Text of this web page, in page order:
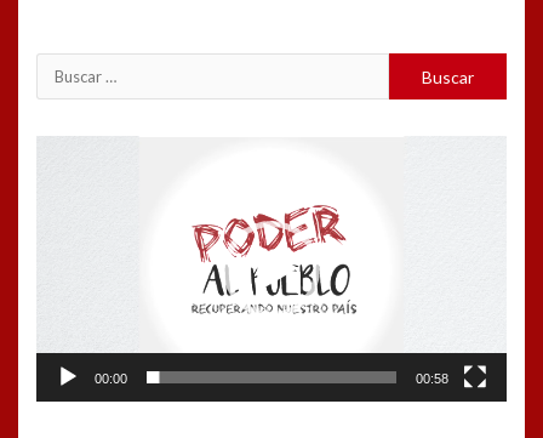
Buscar:
00:00 00:58